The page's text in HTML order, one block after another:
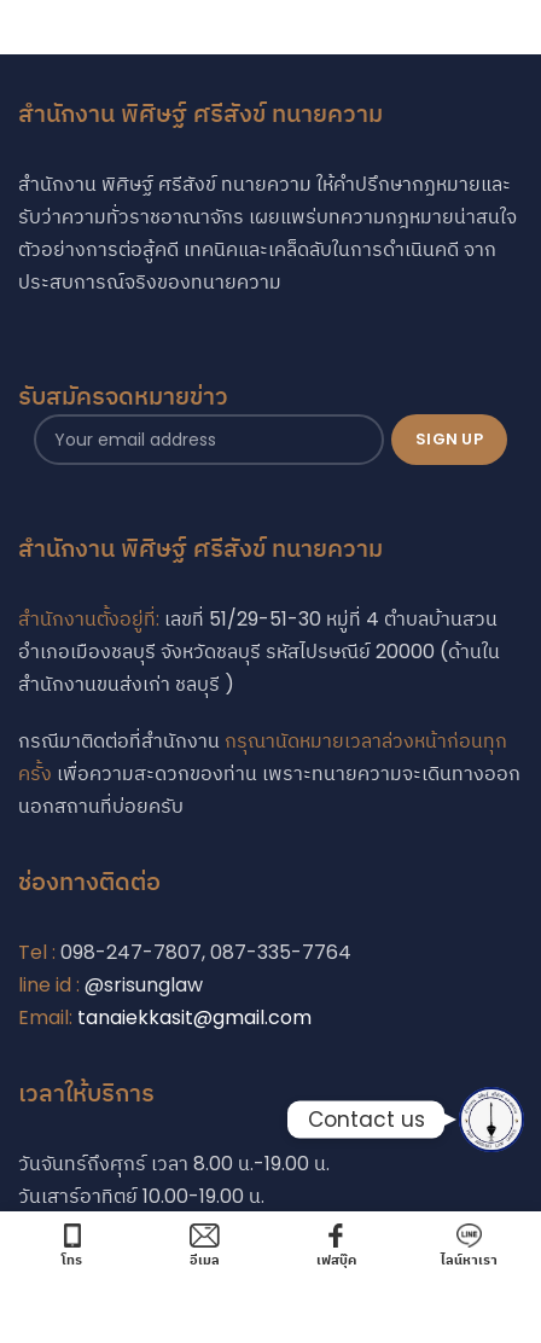
สำนักงาน พิศิษฐ์ ศรีสังข์ ทนายความ
สำนักงาน พิศิษฐ์ ศรีสังข์ ทนายความ ให้คำปรึกษากฏหมายและ
รับว่าความทั่วราชอาณาจักร เผยแพร่บทความกฎหมายน่าสนใจ
ตัวอย่างการต่อสู้คดี เทคนิคและเคล็ดลับในการดำเนินคดี จาก
ประสบการณ์จริงของทนายความ
รับสมัครจดหมายข่าว
สำนักงาน พิศิษฐ์ ศรีสังข์ ทนายความ
สำนักงานตั้งอยู่ที่: เลขที่ 51/29-51-30 หมู่ที่ 4 ตำบลบ้านสวน
อำเภอเมืองชลบุรี จังหวัดชลบุรี รหัสไปรษณีย์ 20000 (ด้านใน
สำนักงานขนส่งเก่า ชลบุรี )
กรณีมาติดต่อที่สำนักงาน กรุณานัดหมายเวลาล่วงหน้าก่อนทุก
ครั้ง เพื่อความสะดวกของท่าน เพราะทนายความจะเดินทางออก
นอกสถานที่บ่อยครับ
ช่องทางติดต่อ
Tel : 098-247-7807, 087-335-7764
line id : @srisunglaw
Email: tanaiekkasit@gmail.com
เวลาให้บริการ
วันจันทร์ถึงศุกร์ เวลา 8.00 น.-19.00 น.
วันเสาร์อาทิตย์ 10.00-19.00 น.
โทร อีเมล เฟสบุ๊ค ไลน์หาเรา
Phone
Contact us